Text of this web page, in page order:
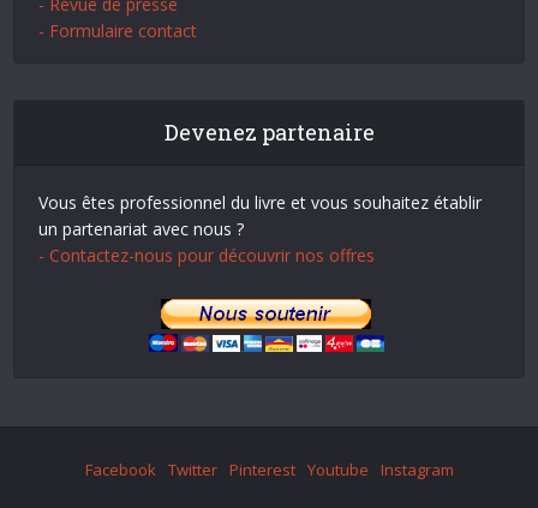
- Formulaire contact
Devenez partenaire
Vous êtes professionnel du livre et vous souhaitez établir
un partenariat avec nous ?
- Contactez-nous pour découvrir nos offres
Facebook Twitter Pinterest Youtube Instagram